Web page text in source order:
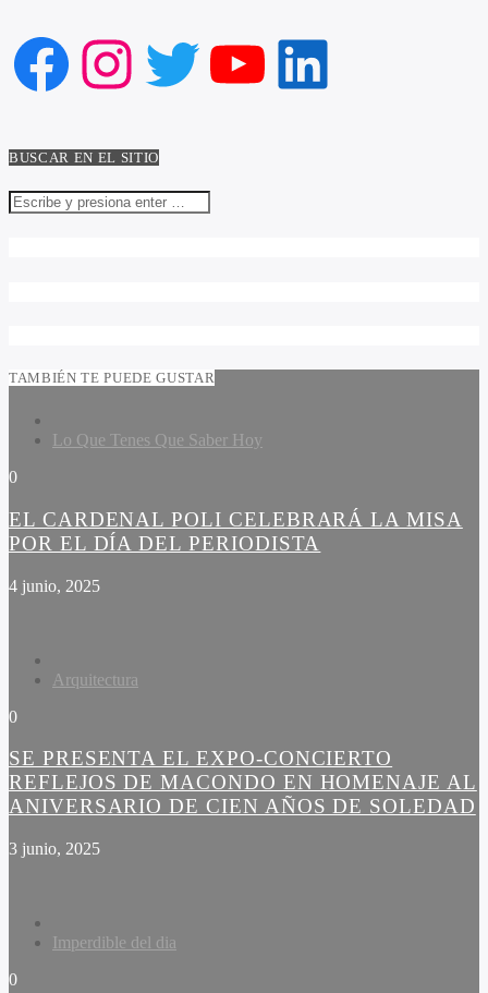
Facebook
Instagram
Twitter
YouTube
LinkedIn
BUSCAR EN EL SITIO
TAMBIÉN TE PUEDE GUSTAR
Lo Que Tenes Que Saber Hoy
0
EL CARDENAL POLI CELEBRARÁ LA MISA
POR EL DÍA DEL PERIODISTA
4 junio, 2025
Arquitectura
0
SE PRESENTA EL EXPO-CONCIERTO
REFLEJOS DE MACONDO EN HOMENAJE AL
ANIVERSARIO DE CIEN AÑOS DE SOLEDAD
3 junio, 2025
Imperdible del dia
0